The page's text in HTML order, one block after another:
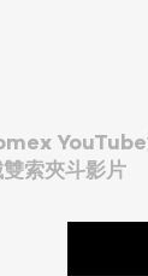
YouTube
索夾斗影片